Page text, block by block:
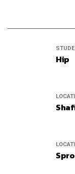
Hip